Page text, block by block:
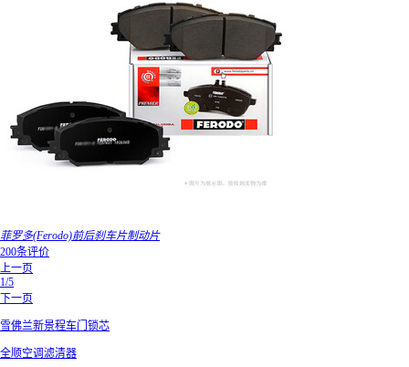
菲罗多(Ferodo)前后刹车片制动片
200条评价
上一页
1/5
下一页
雪佛兰新景程车门锁芯
全顺空调滤清器